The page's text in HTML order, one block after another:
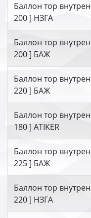
Баллон тор
200 ] НЗГА
Баллон тор
200 ] БАЖ
Баллон тор
220 ] БАЖ
Баллон тор
180 ] ATIKER
Баллон тор
225 ] БАЖ
Баллон тор
220 ] НЗГА